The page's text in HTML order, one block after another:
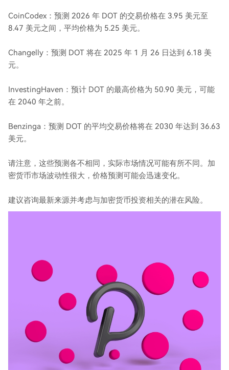
CoinCodex：预测 2026 年 DOT 的交易价格在 3.95 美元至
8.47 美元之间，平均价格为 5.25 美元。
Changelly：预测 DOT 将在 2025 年 1 月 26 日达到 6.18 美
元。
InvestingHaven：预计 DOT 的最高价格为 50.90 美元，可能
在 2040 年之前。
Benzinga：预测 DOT 的平均交易价格将在 2030 年达到 36.63
美元。
请注意，这些预测各不相同，实际市场情况可能有所不同。加
密货币市场波动性很大，价格预测可能会迅速变化。
建议咨询最新来源并考虑与加密货币投资相关的潜在风险。